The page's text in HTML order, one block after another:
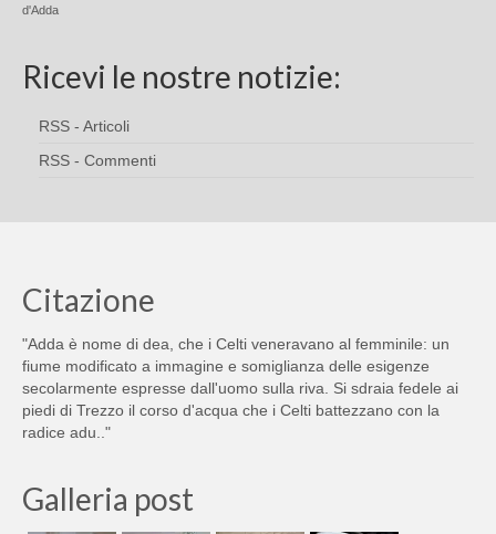
d'Adda
Ricevi le nostre notizie:
RSS - Articoli
RSS - Commenti
Citazione
"Adda è nome di dea, che i Celti veneravano al femminile: un
fiume modificato a immagine e somiglianza delle esigenze
secolarmente espresse dall'uomo sulla riva. Si sdraia fedele ai
piedi di Trezzo il corso d'acqua che i Celti battezzano con la
radice adu.."
Galleria post